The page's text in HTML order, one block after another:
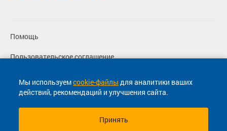
Мы используемcookie-файлы для аналитики ваших
действий, рекомендаций и улучшения сайта.
Принять
Помощь
Пользовательское соглашение
Политика конфиденциальности
Согласие на маркетинговые сообщения
© 2013-2026, ООО "Капитал"- Онлайн сервис продажи